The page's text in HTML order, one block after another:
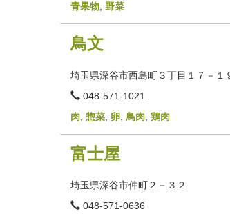
番
号
青果物 野菜
鳥文
埼玉県深谷市西島町３丁目１７－１
電
番
号
048-571-1021
肉 惣菜 卵 鳥肉 鶏肉
富士屋
埼玉県深谷市仲町２－３２
電
048-571-0636